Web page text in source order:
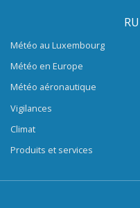
Météo au Luxembourg
Météo en Europe
Météo aéronautique
Vigilances
Climat
Produits et services